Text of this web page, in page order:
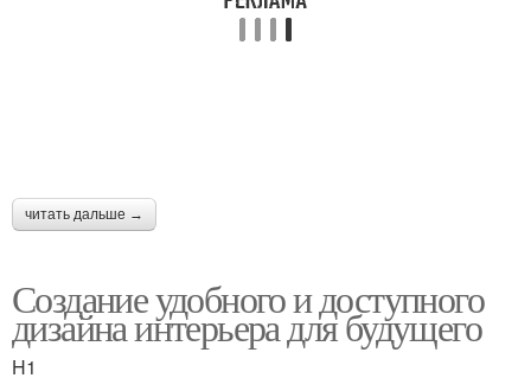
читать дальше →
Создание удобного и доступного
дизайна интерьера для будущего
H1